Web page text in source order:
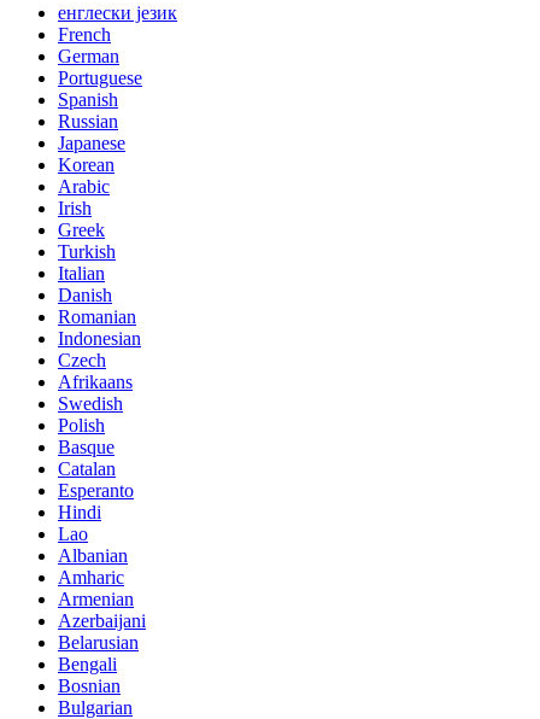
енглески језик
French
German
Portuguese
Spanish
Russian
Japanese
Korean
Arabic
Irish
Greek
Turkish
Italian
Danish
Romanian
Indonesian
Czech
Afrikaans
Swedish
Polish
Basque
Catalan
Esperanto
Hindi
Lao
Albanian
Amharic
Armenian
Azerbaijani
Belarusian
Bengali
Bosnian
Bulgarian